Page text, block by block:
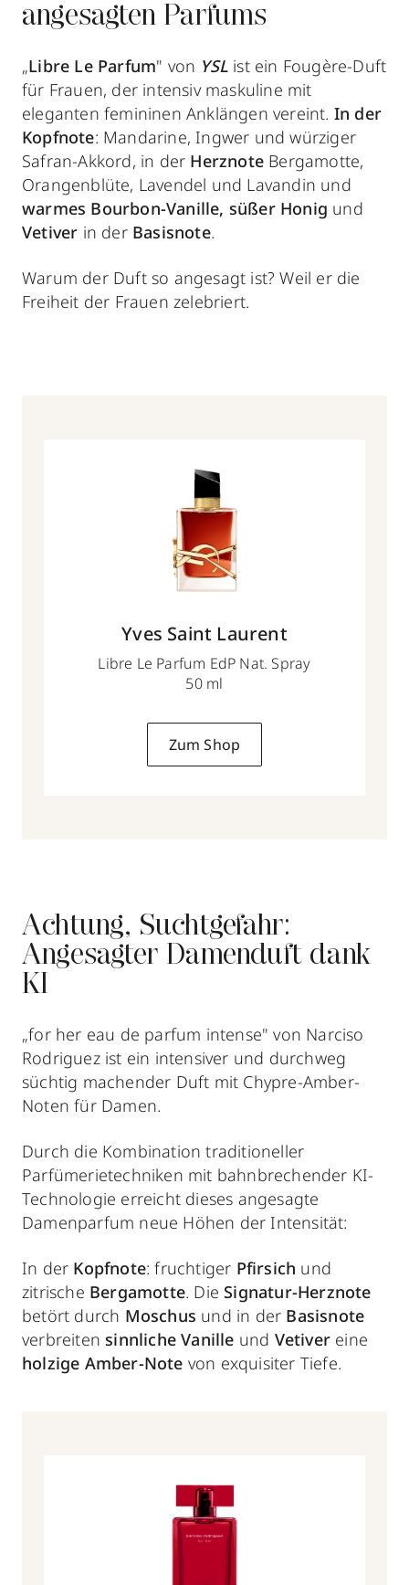
angesagten Parfums
„Libre Le Parfum" von YSL ist ein Fougère-Duft
für Frauen, der intensiv maskuline mit
eleganten femininen Anklängen vereint. In der
Kopfnote: Mandarine, Ingwer und würziger
Safran-Akkord, in der Herznote Bergamotte,
Orangenblüte, Lavendel und Lavandin und
warmes Bourbon-Vanille, süßer Honig und
Vetiver in der Basisnote.
Warum der Duft so angesagt ist? Weil er die
Freiheit der Frauen zelebriert.
Yves Saint Laurent
Libre Le Parfum EdP Nat. Spray
50 ml
Zum Shop
Achtung, Suchtgefahr:
Angesagter Damenduft dank
KI
„for her eau de parfum intense" von Narciso
Rodriguez ist ein intensiver und durchweg
süchtig machender Duft mit Chypre-Amber-
Noten für Damen.
Durch die Kombination traditioneller
Parfümerietechniken mit bahnbrechender KI-
Technologie erreicht dieses angesagte
Damenparfum neue Höhen der Intensität:
In der Kopfnote: fruchtiger Pfirsich und
zitrische Bergamotte. Die Signatur-Herznote
betört durch Moschus und in der Basisnote
verbreiten sinnliche Vanille und Vetiver eine
holzige Amber-Note von exquisiter Tiefe.